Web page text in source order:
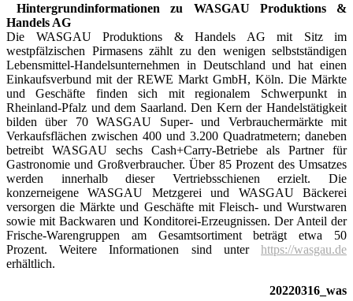
Hintergrundinformationen zu WASGAU Produktions &
Handels AG
Die WASGAU Produktions & Handels AG mit Sitz im
westpfälzischen Pirmasens zählt zu den wenigen selbstständigen
Lebensmittel-Handelsunternehmen in Deutschland und hat einen
Einkaufsverbund mit der REWE Markt GmbH, Köln. Die Märkte
und Geschäfte finden sich mit regionalem Schwer­punkt in
Rheinland-Pfalz und dem Saarland. Den Kern der Handelstätigkeit
bilden über 70 WASGAU Super- und Verbrauchermärkte mit
Verkaufsflächen zwischen 400 und 3.200 Quadrat­metern; daneben
betreibt WASGAU sechs Cash+Carry-Betriebe als Partner für
Gastronomie und Groß­verbraucher. Über 85 Prozent des Umsatzes
werden innerhalb dieser Vertriebsschienen erzielt. Die
konzerneigene WASGAU Metzgerei und WASGAU Bäckerei
versorgen die Märkte und Geschäfte mit Fleisch- und Wurstwaren
sowie mit Backwaren und Konditorei-Erzeugnissen. Der Anteil der
Frische-Warengruppen am Gesamtsortiment beträgt etwa 50
Prozent. Weitere Informationen sind unter https://wasgau.de
erhältlich.
20220316_was